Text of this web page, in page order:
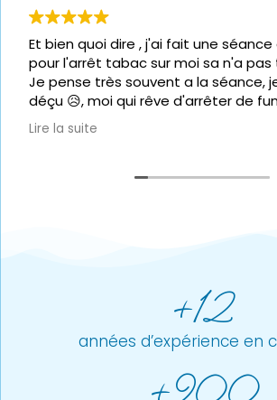
Et bien quoi dire , j'ai fait une
pour l'arrêt tabac sur moi sa n'a pas trop marcher .
Je pense très souvent a la séance, je suis très
déçu 😥, moi qui rêve d'arrêter de fumer 🚭
être un cas a part. Mais remettre 140€ c'est
possible .
me corriger toute seule.
Lire la suite
+12
années d’expérience en